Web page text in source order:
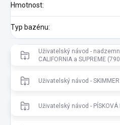
Hmotnost:
Typ bazénu:
Uživatelský návod -
CALIFORNIA a SUPREME
Uživatelský návod -
Uživatelský návod - PÍSKOVÁ